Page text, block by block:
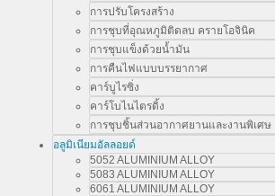
การปรับโครงสร้าง
การชุบที่อุณหภูมิติดลบ ครายโอจินิค
การชุบแข็งด้วยน้ำมัน
การคืนไฟแบบบรรยากาศ
คาร์บูไรซิ่ง
คาร์โบไนไตรดิ้ง
การชุบชิ้นส่วนอากาศยานและงานพิเศษ
อลูมิเนียมอัลลอยด์
5052 ALUMINIUM ALLOY
5083 ALUMINIUM ALLOY
6061 ALUMINIUM ALLOY